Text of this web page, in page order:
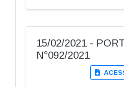
15/02/2021 -
N°092/2021